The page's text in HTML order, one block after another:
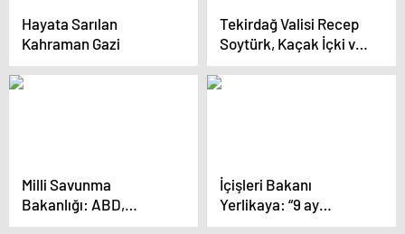
Hayata Sarılan
Kahraman Gazi
Tekirdağ Valisi Recep
Soytürk, Kaçak İçki ve
Sigara
Operasyonlarıyla 6
Milli Savunma
Bakanlığı: ABD,
PKK/YPG terör
İçişleri Bakanı
Yerlikaya: “9 ay
boyunca göçle ilgili 5